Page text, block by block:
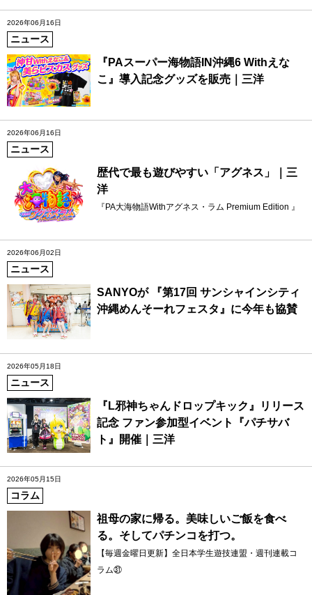
2026年06月16日
ニュース
『PAスーパー海物語IN沖縄6 Withえな
こ』導入記念グッズを販売｜三洋
2026年06月16日
ニュース
歴代で最も遊びやすい「アグネス」｜三
洋
『PA大海物語Withアグネス・ラム Premium Edition 』
2026年06月02日
ニュース
SANYOが 『第17回 サンシャインシティ
沖縄めんそーれフェスタ』に今年も協賛
2026年05月18日
ニュース
『L邪神ちゃんドロップキック』リリース
記念 ファン参加型イベント『パチサバ
ト』開催｜三洋
2026年05月15日
コラム
祖母の家に帰る。美味しいご飯を食べ
る。そしてパチンコを打つ。
【毎週金曜日更新】全日本学生遊技連盟・週刊連載コ
ラム㉛